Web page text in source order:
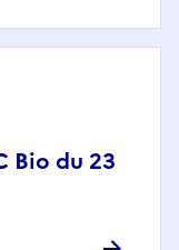
Bio du 23